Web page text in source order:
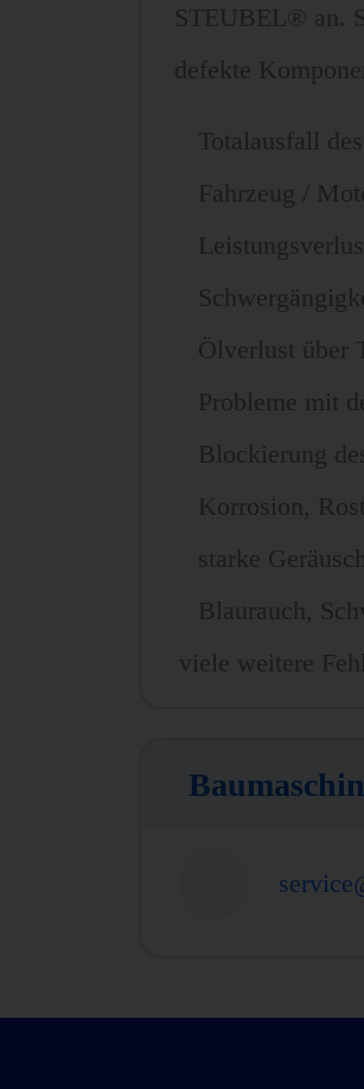
STEUBEL® an.
defekte
Totalausfall
Fahrzeug /
Ölverlust über
Probleme mit
Blockierung
Korrosion, Rost
starke
Blaurauch,
viele weitere